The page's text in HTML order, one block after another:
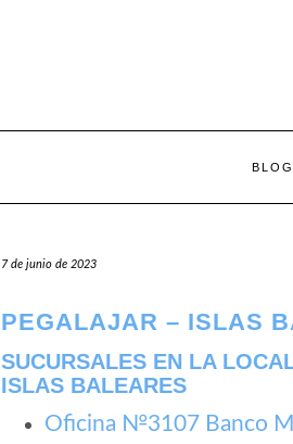
BLOG
7 de junio de 2023
PEGALAJAR – ISLAS
SUCURSALES EN LA
ISLAS BALEARES
Oficina №3107 Banco